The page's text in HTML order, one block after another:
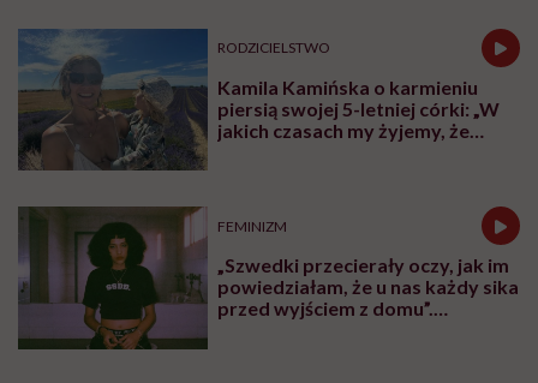
RODZICIELSTWO
Kamila Kamińska o karmieniu
piersią swojej 5-letniej córki: „W
jakich czasach my żyjemy, że
FEMINIZM
„Szwedki przecierały oczy, jak im
powiedziałam, że u nas każdy sika
przed wyjściem z domu”.